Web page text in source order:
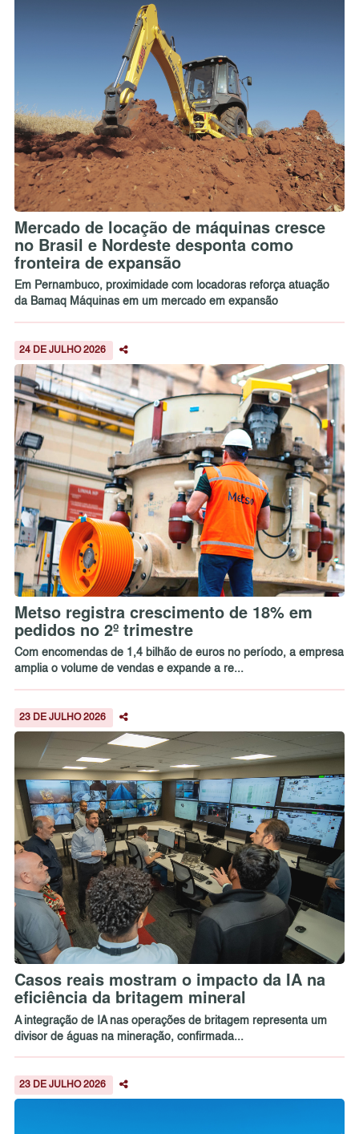
Mercado de locação de máquinas cresce
no Brasil e Nordeste desponta como
fronteira de expansão
Em Pernambuco, proximidade com locadoras reforça atuação
da Bamaq Máquinas em um mercado em expansão
24 DE JULHO 2026
Metso registra crescimento de 18% em
pedidos no 2º trimestre
Com encomendas de 1,4 bilhão de euros no período, a empresa
amplia o volume de vendas e expande a re...
23 DE JULHO 2026
Casos reais mostram o impacto da IA na
eficiência da britagem mineral
A integração de IA nas operações de britagem representa um
divisor de águas na mineração, confirmada...
23 DE JULHO 2026